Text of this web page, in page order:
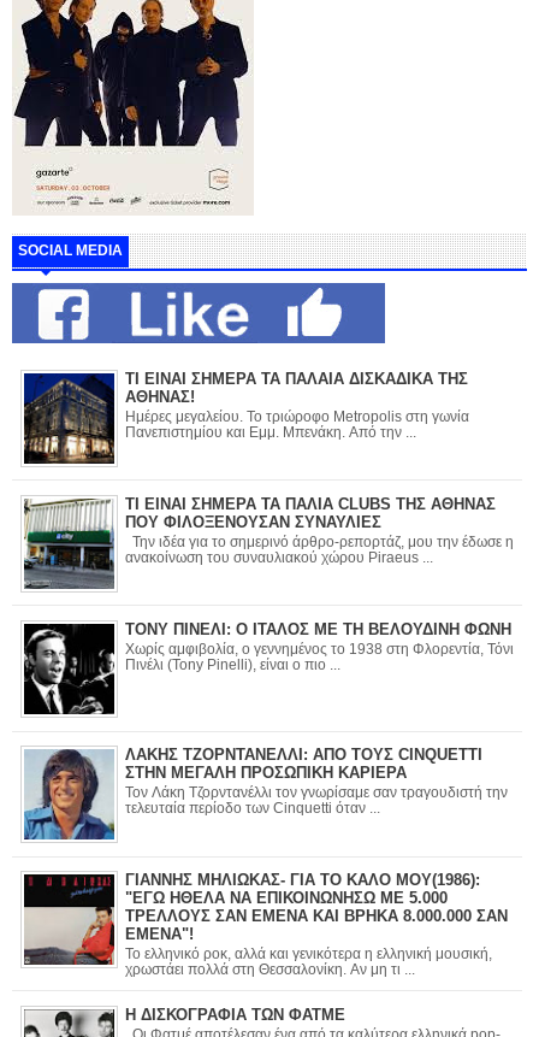
SOCIAL MEDIA
ΤΙ ΕΙΝΑΙ ΣΗΜΕΡΑ ΤΑ ΠΑΛΑΙΑ ΔΙΣΚΑΔΙΚΑ ΤΗΣ
ΑΘΗΝΑΣ!
Ημέρες μεγαλείου. Το τριώροφο Metropolis στη γωνία
Πανεπιστημίου και Εμμ. Μπενάκη. Από την ...
ΤΙ ΕΙΝΑΙ ΣΗΜΕΡΑ ΤΑ ΠΑΛΙΑ CLUBS ΤΗΣ ΑΘΗΝΑΣ
ΠΟΥ ΦΙΛΟΞΕΝΟΥΣΑΝ ΣΥΝΑΥΛΙΕΣ
Την ιδέα για το σημερινό άρθρο-ρεπορτάζ, μου την έδωσε η
ανακοίνωση του συναυλιακού χώρου Piraeus ...
ΤΟΝΥ ΠΙΝΕΛΙ: Ο ΙΤΑΛΟΣ ΜΕ ΤΗ ΒΕΛΟΥΔΙΝΗ ΦΩΝΗ
Χωρίς αμφιβολία, ο γεννημένος το 1938 στη Φλορεντία, Τόνι
Πινέλι (Tony Pinelli), είναι ο πιο ...
ΛΑΚΗΣ ΤΖΟΡΝΤΑΝΕΛΛΙ: ΑΠΟ ΤΟΥΣ CINQUETTI
ΣΤΗΝ ΜΕΓΑΛΗ ΠΡΟΣΩΠΙΚΗ ΚΑΡΙΕΡΑ
Τον Λάκη Τζορντανέλλι τον γνωρίσαμε σαν τραγουδιστή την
τελευταία περίοδο των Cinquetti όταν ...
ΓΙΑΝΝΗΣ ΜΗΛΙΩΚΑΣ- ΓΙΑ ΤΟ ΚΑΛΟ ΜΟΥ(1986):
"ΕΓΩ ΗΘΕΛΑ ΝΑ ΕΠΙΚΟΙΝΩΝΗΣΩ ΜΕ 5.000
ΤΡΕΛΛΟΥΣ ΣΑΝ ΕΜΕΝΑ ΚΑΙ ΒΡΗΚΑ 8.000.000 ΣΑΝ
ΕΜΕΝΑ"!
Το ελληνικό ροκ, αλλά και γενικότερα η ελληνική μουσική,
χρωστάει πολλά στη Θεσσαλονίκη. Αν μη τι ...
Η ΔΙΣΚΟΓΡΑΦΙΑ ΤΩΝ ΦΑΤΜΕ
Οι Φατμέ αποτέλεσαν ένα από τα καλύτερα ελληνικά pop-